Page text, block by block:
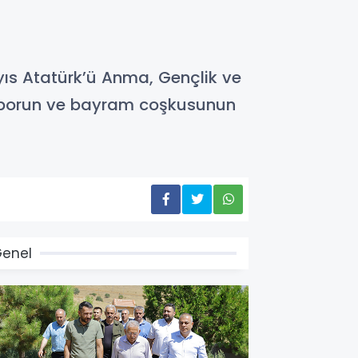
Atatürk’ü Anma, Gençlik ve
ve bayram coşkusunun